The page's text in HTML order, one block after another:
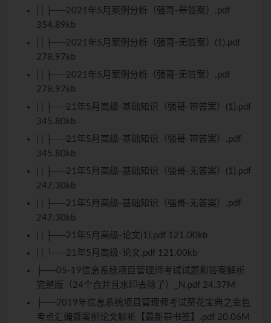
| | ├──2021年5月案例分析（强哥-带答案）.pdf
354.89kb
| | ├──2021年5月案例分析（强哥-无答案）(1).pdf
278.97kb
| | ├──2021年5月案例分析（强哥-无答案）.pdf
278.97kb
| | ├──21年5月高级-基础知识（强哥-带答案）(1).pdf
345.80kb
| | ├──21年5月高级-基础知识（强哥-带答案）.pdf
345.80kb
| | ├──21年5月高级-基础知识（强哥-无答案）(1).pdf
247.30kb
| | ├──21年5月高级-基础知识（强哥-无答案）.pdf
247.30kb
| | ├──21年5月高级-论文(1).pdf 121.00kb
| | └──21年5月高级-论文.pdf 121.00kb
├──05-19信息系统项目管理师考试试题和答案解析
完整版（24个合并且水印去除了）_N.pdf 24.37M
├──2019年信息系统项目管理师考试葵花宝典之金色
考点汇编暨案例论文解析【最新带书签】.pdf 20.06M